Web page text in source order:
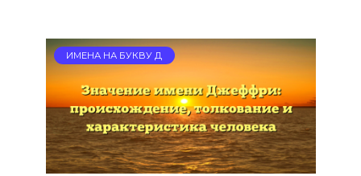
ИМЕНА НА БУКВУ Д